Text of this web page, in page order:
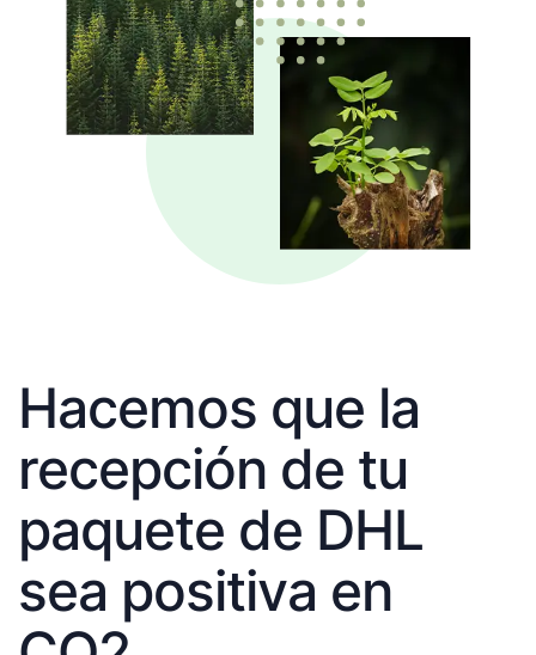
Hacemos que la
recepción de tu
paquete de DHL
sea positiva en